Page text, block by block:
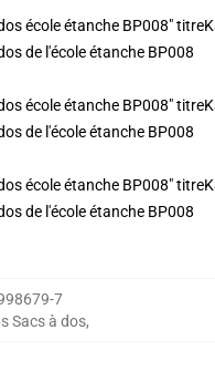
école étanche BP008"
de l'école étanche BP008
école étanche BP008"
de l'école étanche BP008
école étanche BP008"
de l'école étanche BP008
7
Sacs à dos,